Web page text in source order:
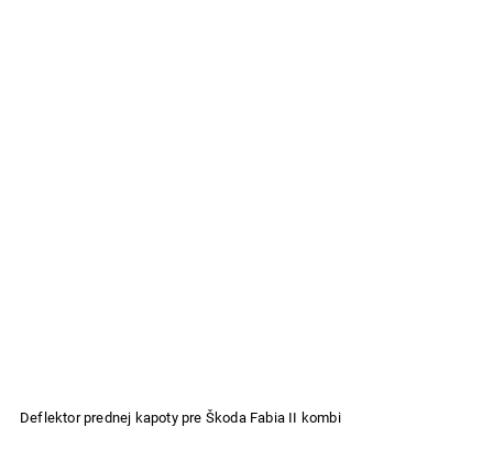
Deflektor prednej kapoty pre Škoda Fabia II kombi